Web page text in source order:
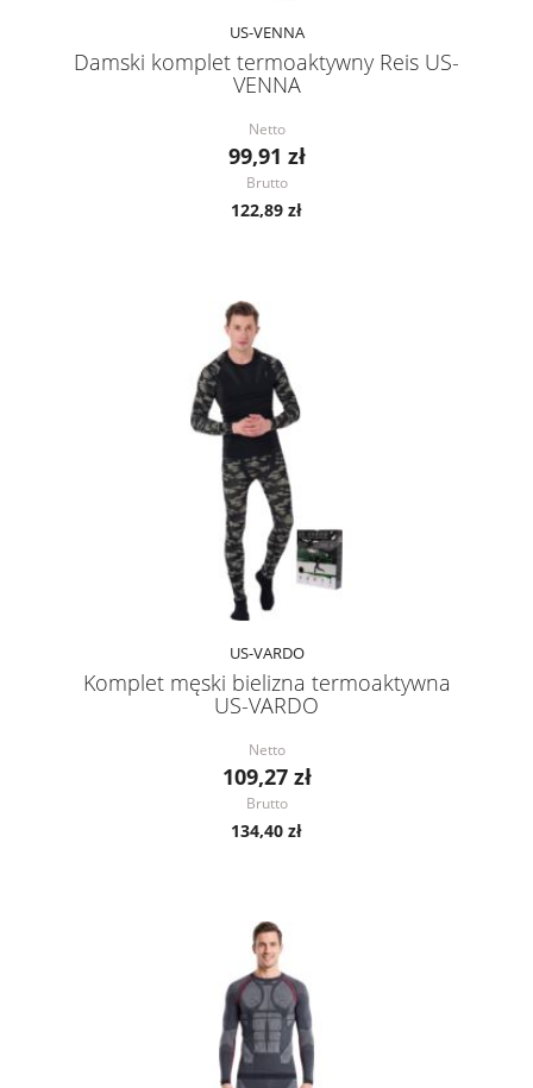
US-VENNA
Damski komplet termoaktywny Reis US-
VENNA
Netto
99,91 zł
Brutto
122,89 zł
US-VARDO
Komplet męski bielizna termoaktywna
US-VARDO
Netto
109,27 zł
Brutto
134,40 zł